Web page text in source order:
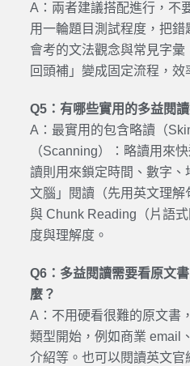
A：兩者建議搭配進行，不
用一輪題目測試程度，把
會考的文法觀念與常見字
回頭補」變成固定流程，效
Q5：有哪些實用的多益閱
A：最實用的包含略讀（
（Scanning）：略讀用來
讀則用來鎖定時間、數字
文腦」閱讀（先用英文理解
與 Chunk Reading（片語
度與理解度。
Q6：多益閱讀需要看原文
麼？
A：不用硬看很難的原文書
類型開始，例如商業 email
介紹等。也可以閱讀英文